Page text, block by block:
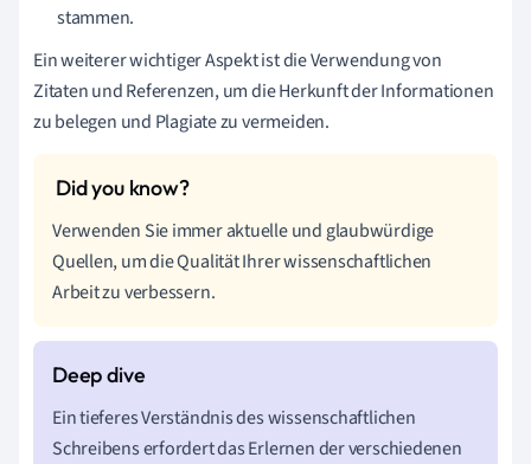
stammen.
Ein weiterer wichtiger Aspekt ist die Verwendung von
Zitaten und Referenzen, um die Herkunft der Informationen
zu belegen und Plagiate zu vermeiden.
Verwenden Sie immer aktuelle und glaubwürdige
Quellen, um die Qualität Ihrer wissenschaftlichen
Arbeit zu verbessern.
Ein tieferes Verständnis des wissenschaftlichen
Schreibens erfordert das Erlernen der verschiedenen